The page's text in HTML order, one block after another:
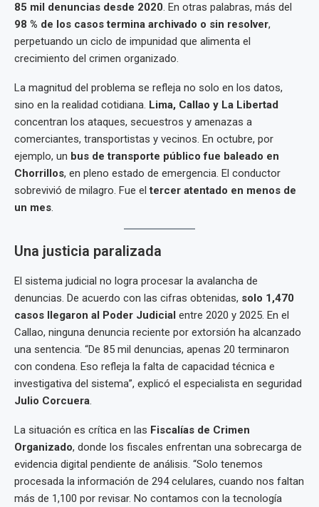
85 mil denuncias desde 2020. En otras palabras, más del
98 % de los casos termina archivado o sin resolver,
perpetuando un ciclo de impunidad que alimenta el
crecimiento del crimen organizado.
La magnitud del problema se refleja no solo en los datos,
sino en la realidad cotidiana. Lima, Callao y La Libertad
concentran los ataques, secuestros y amenazas a
comerciantes, transportistas y vecinos. En octubre, por
ejemplo, un bus de transporte público fue baleado en
Chorrillos, en pleno estado de emergencia. El conductor
sobrevivió de milagro. Fue eltercer atentado en menos de
un mes.
Una justicia paralizada
El sistema judicial no logra procesar la avalancha de
denuncias. De acuerdo con las cifras obtenidas, solo 1,470
casos llegaron al Poder Judicial entre 2020 y 2025. En el
Callao, ninguna denuncia reciente por extorsión ha alcanzado
una sentencia. “De 85 mil denuncias, apenas 20 terminaron
con condena. Eso refleja la falta de capacidad técnica e
investigativa del sistema”, explicó el especialista en seguridad
Julio Corcuera.
La situación es crítica en las Fiscalías de Crimen
Organizado, donde los fiscales enfrentan una sobrecarga de
evidencia digital pendiente de análisis. “Solo tenemos
procesada la información de 294 celulares, cuando nos faltan
más de 1,100 por revisar. No contamos con la tecnología